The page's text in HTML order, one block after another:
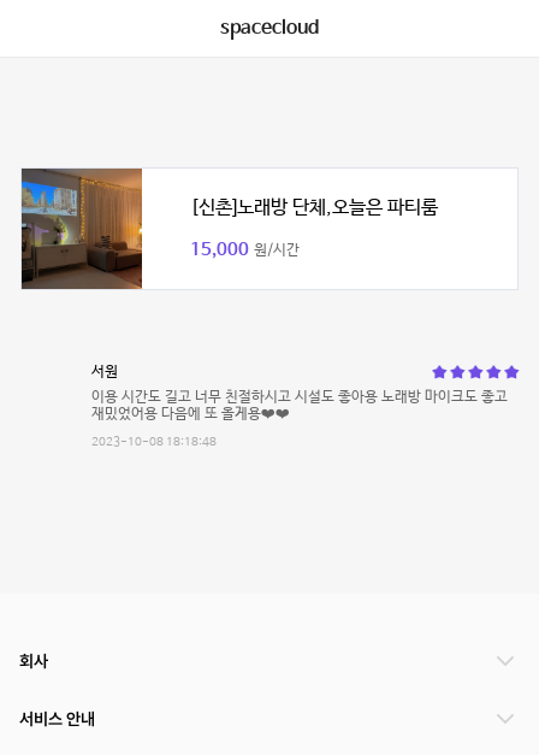
spacecloud
[신촌]노래방 단체,오늘은 파티룸
15,000 원/시간
서원
이용 시간도 길고 너무 친절하시고 시설도 좋아용 노래방 마이크도 좋고
재밌었어용 다음에 또 올게용❤️❤️
2023-10-08 18:18:48
회사
서비스 안내